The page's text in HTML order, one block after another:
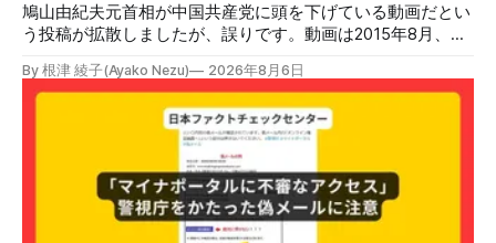
鳩山由紀夫元首相が中国共産党に頭を下げている動画だとい
う投稿が拡散しましたが、誤りです。動画は2015年8月、鳩
立運動家らに謝罪した映像です。中国共産党に対して頭を下
げている動画ではありません。 検証対象 拡散した言説 2026
年7月30日、「日本人がなぜ左翼を嫌うのか、考えたことは
ありますか？/ここに日本の左寄り首相だった鳩山由紀夫が
います。彼は2009年から2010年まで1年間務めました。/こ
のビデオでは、彼が中国を訪問中に中国共産党に対して恥じ
らいながら頭を下げています」という英文付きの動画がXで
By 根津 綾子(Ayako Nezu) 2026年8月6日